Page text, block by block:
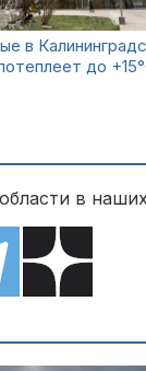
в
до
в